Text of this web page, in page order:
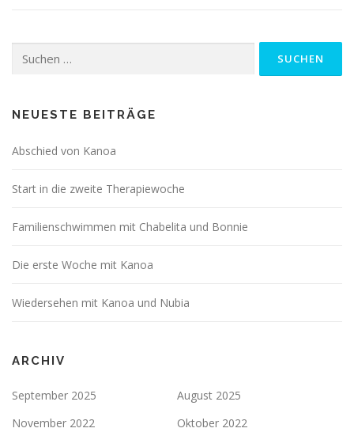
Suchen
NEUESTE BEITRÄGE
Abschied von Kanoa
Start in die zweite Therapiewoche
Familienschwimmen mit Chabelita und Bonnie
Die erste Woche mit Kanoa
Wiedersehen mit Kanoa und Nubia
ARCHIV
September 2025
August 2025
November 2022
Oktober 2022